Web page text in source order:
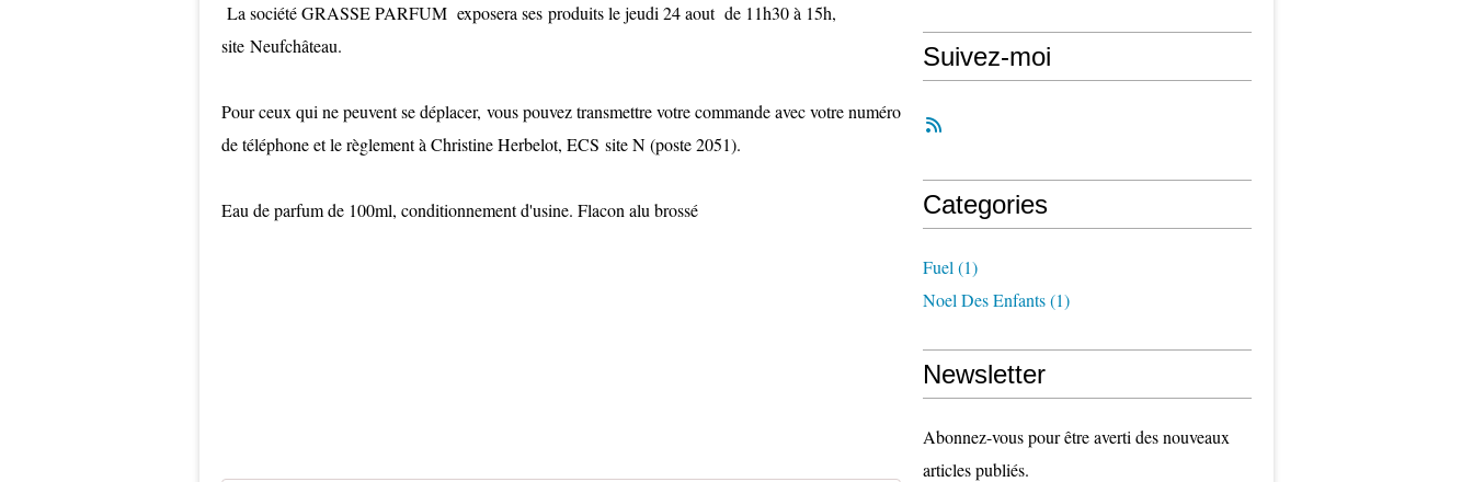
La société GRASSE PARFUM exposera ses produits le jeudi 24 aout de 11h30 à 15h,
site Neufchâteau.
Pour ceux qui ne peuvent se déplacer, vous pouvez transmettre votre commande avec votre numéro
de téléphone et le règlement à Christine Herbelot, ECS site N (poste 2051).
Eau de parfum de 100ml, conditionnement d'usine. Flacon alu brossé
Suivez-moi
Categories
Fuel (1)
Noel Des Enfants(1)
Newsletter
Abonnez-vous pour être averti des nouveaux
articles publiés.